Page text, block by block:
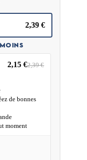
2,39€
2,15€2,39€
de bonnes
moment